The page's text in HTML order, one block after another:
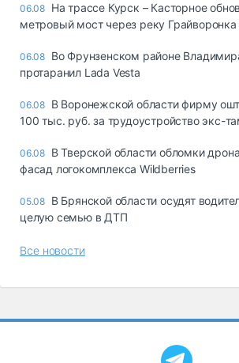
06.08 На трассе Курск – Касторное
метровый мост через реку Грайворонка
06.08 Во Фрунзенском районе
протаранил Lada Vesta
06.08 В Воронежской области фирму
100 тыс. руб. за трудоустройство экс-
06.08 В Тверской области обломки
фасад логокомплекса Wildberries
05.08 В Брянской области осудят
целую семью в ДТП
Все новости